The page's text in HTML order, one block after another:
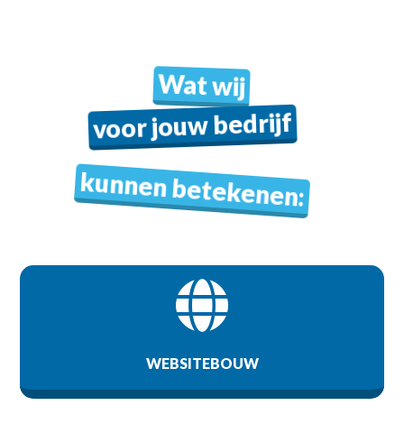
Wat wij
voor jouw bedrijf
kunnen betekenen:

WEBSITEBOUW